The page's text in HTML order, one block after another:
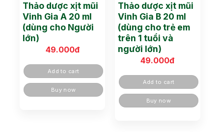
Thảo dược xịt mũi
Vinh Gia A 20 ml
(dùng cho Người
lớn)
49.000đ
Add to cart
Buy now
Thảo dược xịt mũi
Vinh Gia B 20 ml
(dùng cho trẻ em
trên 1 tuổi và
người lớn)
49.000đ
Add to cart
Buy now